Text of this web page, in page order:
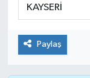
Paylaş
KİĞI
MERKEZ